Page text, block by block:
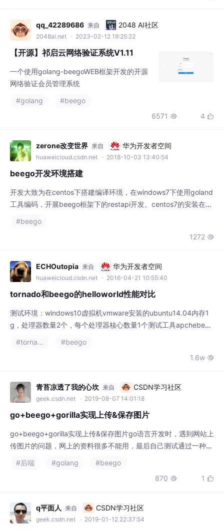
架。beego 的整体设计架构如下所示：beego
是基于八大独立的模块构建的，是
qq_42289686 来自 2048 AI社区
2048ai.net · 2023-02-12 19:25:22
【开源】祁启云网络验证系统V1.11
一个使用golang-beegoWEB框架开发的开源
网络验证会员管理系统
#golang
#beego
6571  4 
zerone改变世界 来自 华为开发者空间
huaweicloud.csdn.net · 2018-10-03 13:40:54
beego开发环境搭建
开发大致为在centos下搭建编译环境，在windows7下使用goland
工具编码，开展beego框架下的restapi开发。centos7的安装在wi
M中进行安装安装完之后，设置网络能够连接外网，并通过yum安
装常用的工具软件设置VM共享文件夹来共享centos和windows之
#beego
1272 
ECHOutopia 来自 华为开发者空间
huaweicloud.csdn.net · 2016-04-21 10:55:40
tornado和beego的helloworld性能对比
测试环境：windows10虚拟机vmware安装的ubuntu14.04内存1
g，处理器数量2个，每个处理器核心数量1个测试工具apchebenc
不知道tornado helloworld：import tornado.ioloopimport tornad
#tornado
#beego
1.6w 
青苔凉透了我的心坎 来自 CSDN学习社区
geek.csdn.net · 2019-08-07 14:01:18
go+beego+gorilla实现上传&保存图片
go+beego+gorilla实现上传&保存图片go语言开发时，遇到网站上
传图片的问题，网上的资料很多不能用，最后自己测试通过一种方
法。1、routerpackage userimport ("Project/auth""github.com/
gorilla/mux")// UserAPIfunc UserAPI(r *mux.Router) {private
#后端 #golang
#beego
870  1 
q平面人 来自 CSDN学习社区
geek.csdn.net · 2019-01-12 22:37:54